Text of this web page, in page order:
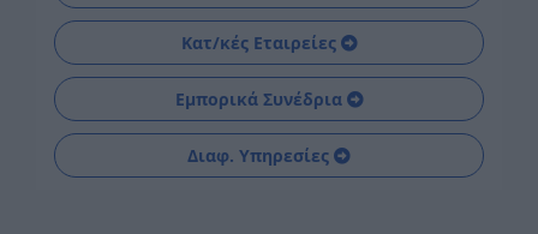
Κατ/κές Εταιρείες
Εμπορικά Συνέδρια
Διαφ. Υπηρεσίες